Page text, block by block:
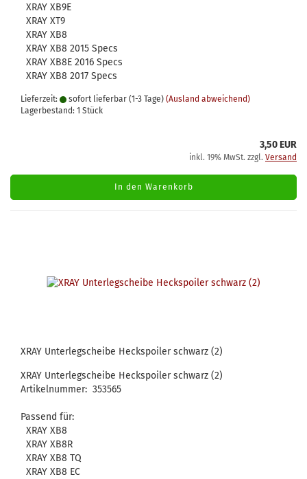
XRAY XB9E
XRAY XT9
XRAY XB8
XRAY XB8 2015 Specs
XRAY XB8E 2016 Specs
XRAY XB8 2017 Specs
Lieferzeit: sofort lieferbar (1-3 Tage) (Ausland abweichend)
Lagerbestand: 1 Stück
3,50 EUR
inkl. 19% MwSt. zzgl. Versand
In den Warenkorb
XRAY Unterlegscheibe Heckspoiler schwarz (2)
XRAY Unterlegscheibe Heckspoiler schwarz (2)
Artikelnummer: 353565
Passend für:
XRAY XB8
XRAY XB8R
XRAY XB8 TQ
XRAY XB8 EC